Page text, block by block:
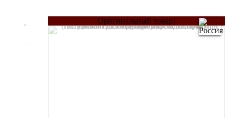
Оригинальный товар!